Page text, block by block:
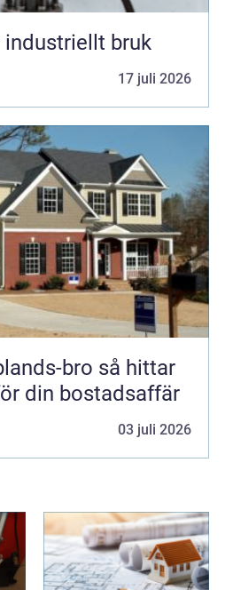
industriellt bruk
17 juli 2026
bro så hittar
din bostadsaffär
03 juli 2026